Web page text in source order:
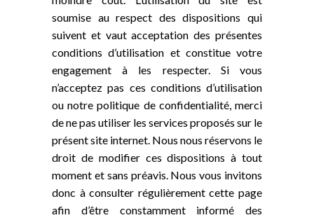
soumise au respect des dispositions qui
suivent et vaut acceptation des présentes
conditions d’utilisation et constitue votre
engagement à les respecter. Si vous
n’acceptez pas ces conditions d’utilisation
ou notre politique de confidentialité, merci
de ne pas utiliser les services proposés sur le
présent site internet. Nous nous réservons le
droit de modifier ces dispositions à tout
moment et sans préavis. Nous vous invitons
donc à consulter régulièrement cette page
afin d’être constamment informé des